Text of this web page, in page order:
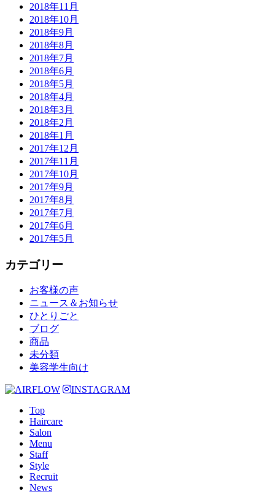
2018年11月
2018年10月
2018年9月
2018年8月
2018年7月
2018年6月
2018年5月
2018年4月
2018年3月
2018年2月
2018年1月
2017年12月
2017年11月
2017年10月
2017年9月
2017年8月
2017年7月
2017年6月
2017年5月
カテゴリー
お客様の声
ニュース＆お知らせ
ひとりごと
ブログ
商品
未分類
美容学生向け
INSTAGRAM
Top
Haircare
Salon
Menu
Staff
Style
Recruit
News